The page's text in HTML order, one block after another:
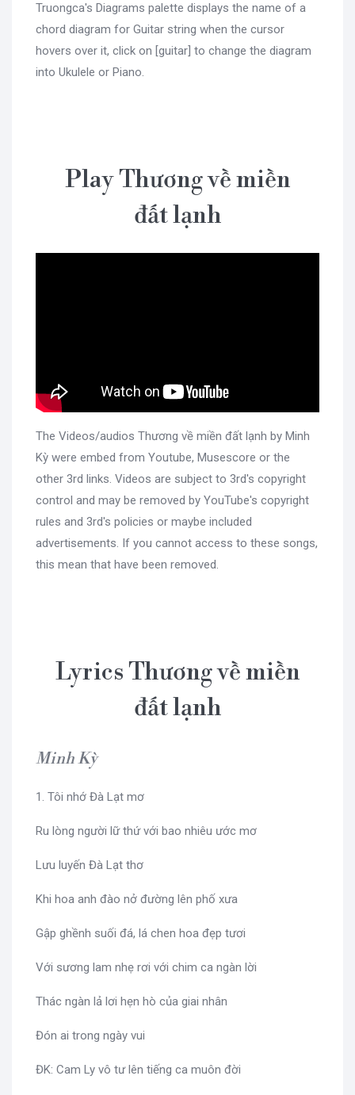
Truongca's Diagrams palette displays the name of a
chord diagram for Guitar string when the cursor
hovers over it, click on [guitar] to change the diagram
into Ukulele or Piano.
Play Thương về miền
đất lạnh
The Videos/audios Thương về miền đất lạnh by Minh
Kỳ were embed from Youtube, Musescore or the
other 3rd links. Videos are subject to 3rd's copyright
control and may be removed by YouTube's copyright
rules and 3rd's policies or maybe included
advertisements. If you cannot access to these songs,
this mean that have been removed.
Lyrics Thương về miền
đất lạnh
Minh Kỳ
1. Tôi nhớ Đà Lạt mơ
Ru lòng người lữ thứ với bao nhiêu ước mơ
Lưu luyến Đà Lạt thơ
Khi hoa anh đào nở đường lên phố xưa
Gập ghềnh suối đá, lá chen hoa đẹp tươi
Với sương lam nhẹ rơi với chim ca ngàn lời
Thác ngàn lả lơi hẹn hò của giai nhân
Đón ai trong ngày vui
ĐK: Cam Ly vô tư lên tiếng ca muôn đời